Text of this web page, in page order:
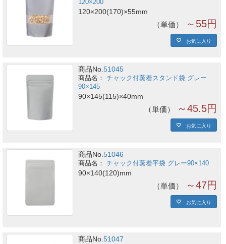
120×200
120×200(170)×55mm
単価 ～55円
お気に入り
商品No.51045
チャック付蒸着スタンド袋 グレー
90×145
90×145(115)×40mm
単価 ～45.5円
お気に入り
商品No.51046
チャック付蒸着平袋 グレー90×140
90×140(120)mm
単価 ～47円
お気に入り
商品No.51047